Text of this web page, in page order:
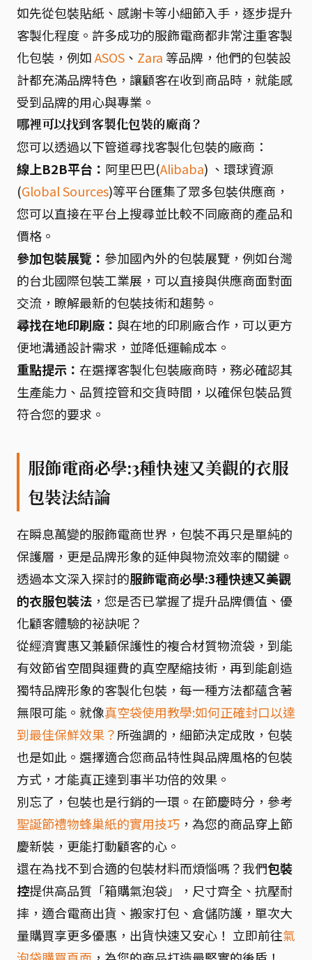
如先從包裝貼紙、感謝卡等小細節入手，逐步提升
客製化程度。許多成功的服飾電商都非常注重客製
化包裝，例如ASOS 、 Zara 等品牌，他們的包裝設
計都充滿品牌特色，讓顧客在收到商品時，就能感
受到品牌的用心與專業。
哪裡可以找到客製化包裝的廠商？
您可以透過以下管道尋找客製化包裝的廠商：
線上B2B平台： 阿里巴巴(Alibaba) 、環球資源
(Global Sources)等平台匯集了眾多包裝供應商，
您可以直接在平台上搜尋並比較不同廠商的產品和
價格。
參加包裝展覽： 參加國內外的包裝展覽，例如台灣
的台北國際包裝工業展，可以直接與供應商面對面
交流，瞭解最新的包裝技術和趨勢。
尋找在地印刷廠： 與在地的印刷廠合作，可以更方
便地溝通設計需求，並降低運輸成本。
重點提示： 在選擇客製化包裝廠商時，務必確認其
生產能力、品質控管和交貨時間，以確保包裝品質
符合您的要求。
服飾電商必學:3種快速又美觀的衣服
包裝法結論
在瞬息萬變的服飾電商世界，包裝不再只是單純的
保護層，更是品牌形象的延伸與物流效率的關鍵。
透過本文深入探討的服飾電商必學:3種快速又美觀
的衣服包裝法 ，您是否已掌握了提升品牌價值、優
化顧客體驗的祕訣呢？
從經濟實惠又兼顧保護性的複合材質物流袋，到能
有效節省空間與運費的真空壓縮技術，再到能創造
獨特品牌形象的客製化包裝，每一種方法都蘊含著
無限可能。就像真空袋使用教學:如何正確封口以達
到最佳保鮮效果？所強調的，細節決定成敗，包裝
也是如此。選擇適合您商品特性與品牌風格的包裝
方式，才能真正達到事半功倍的效果。
別忘了，包裝也是行銷的一環。在節慶時分，參考
聖誕節禮物蜂巢紙的實用技巧 ，為您的商品穿上節
慶新裝，更能打動顧客的心。
還在為找不到合適的包裝材料而煩惱嗎？我們包裝
控提供高品質「箱購氣泡袋」，尺寸齊全、抗壓耐
摔，適合電商出貨、搬家打包、倉儲防護，單次大
量購買享更多優惠，出貨快速又安心！ 立即前往氣